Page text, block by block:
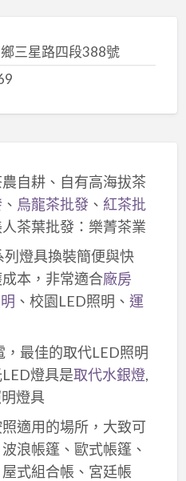
三星路四段388號
自耕、自有高海拔茶
、 烏龍茶批發、 紅茶批
茶葉批發：樂菁茶業
燈具換裝簡便與快
本，非常適合廠房
、校園LED照明、 運
最佳的取代LED照明
燈具是取代水銀燈,
燈具
適用的場所，大致可
浪帳篷、歐式帳篷、
式組合帳、宮廷帳